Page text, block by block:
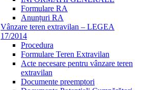
Formulare RA
Anunțuri RA
Vânzare teren extravilan – LEGEA
17/2014
Procedura
Formulare Teren Extravilan
Acte necesare pentru vânzare teren
extravilan
Documente preemptori